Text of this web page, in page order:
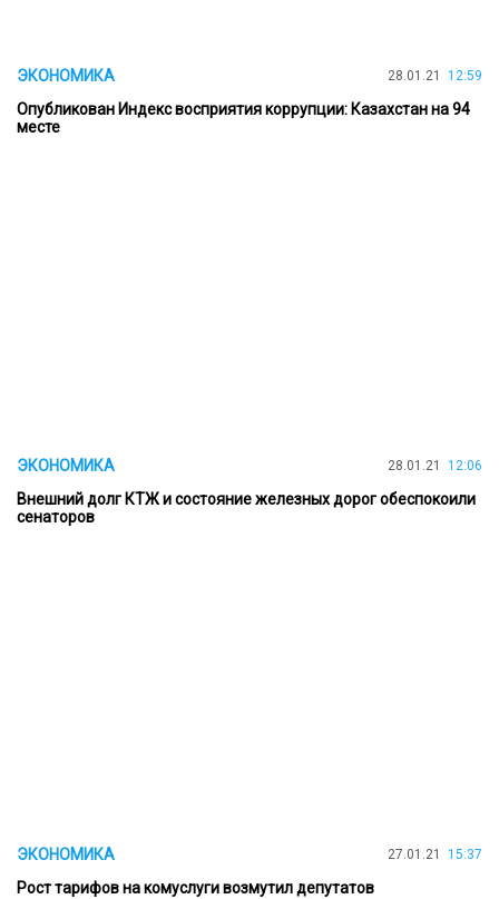
ЭКОНОМИКА 28.01.21 12:59
Опубликован Индекс восприятия коррупции: Казахстан на 94
месте
ЭКОНОМИКА 28.01.21 12:06
Внешний долг КТЖ и состояние железных дорог обеспокоили
сенаторов
ЭКОНОМИКА 27.01.21 15:37
Рост тарифов на комуслуги возмутил депутатов